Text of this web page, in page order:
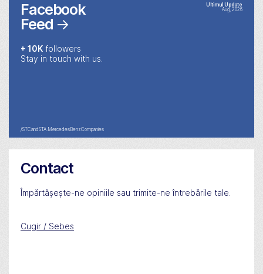
Ultimul Update
Aug, 2026
Facebook
Feed →
+ 10K followers
Stay in touch with us.
/STCandSTA.MercedesBenzCompanies
Contact
Împărtășește-ne opiniile sau trimite-ne întrebările tale.
Cugir / Sebes